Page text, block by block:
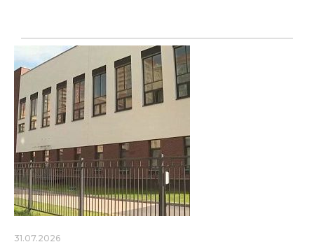
31.07.2026